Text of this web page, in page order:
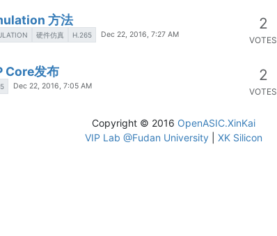
方法
硬件仿真 H.265 Dec 22, 2016, 7:27 AM
2
VOTES
Core发布
Dec 22, 2016, 7:05 AM
2
VOTES
Copyright © 2016 OpenASIC.XinKai
VIP Lab @Fudan University| XK Silicon